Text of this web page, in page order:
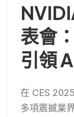
表會
引領
在 CES
多項震撼業